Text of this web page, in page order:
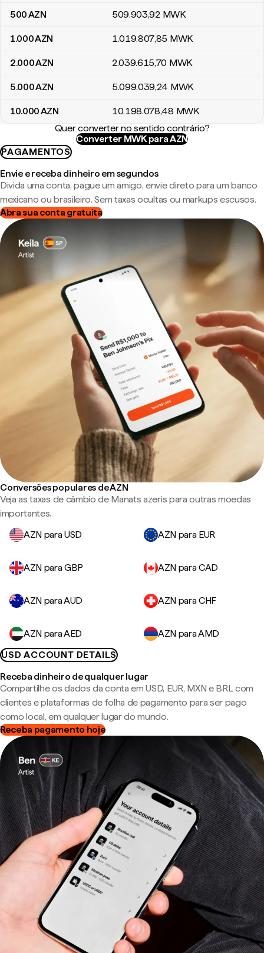
500AZN 509.903,92 MWK
1.000AZN 1.019.807,85 MWK
2.000AZN 2.039.615,70 MWK
5.000AZN 5.099.039,24 MWK
10.000AZN 10.198.078,48 MWK
Quer converter no sentido contrário?
Converter MWK para AZN
PAGAMENTOS
Envie e receba dinheiro em segundos
Divida uma conta, pague um amigo, envie direto para um banco
mexicano ou brasileiro. Sem taxas ocultas ou markups escusos.
Abra sua conta gratuita
Conversões populares de AZN
Veja as taxas de câmbio de Manats azeris para outras moedas
importantes.
AZN para USD
AZN para EUR
AZN para GBP AZN para CAD
AZN para AUD AZN para CHF
AZN para AED
AZN para AMD
USD ACCOUNT DETAILS
Receba dinheiro de qualquer lugar
Compartilhe os dados da conta em USD, EUR, MXN e BRL com
clientes e plataformas de folha de pagamento para ser pago
como local, em qualquer lugar do mundo.
Receba pagamento hoje